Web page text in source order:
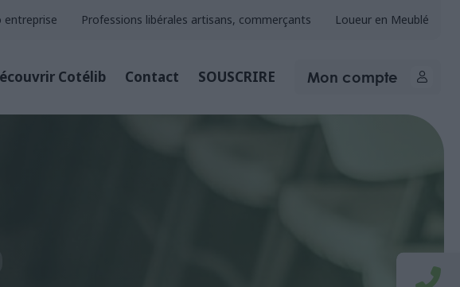
entreprise Professions libérales artisans, commerçants Loueur en Meublé
Cotélib Contact SOUSCRIRE Mon compte